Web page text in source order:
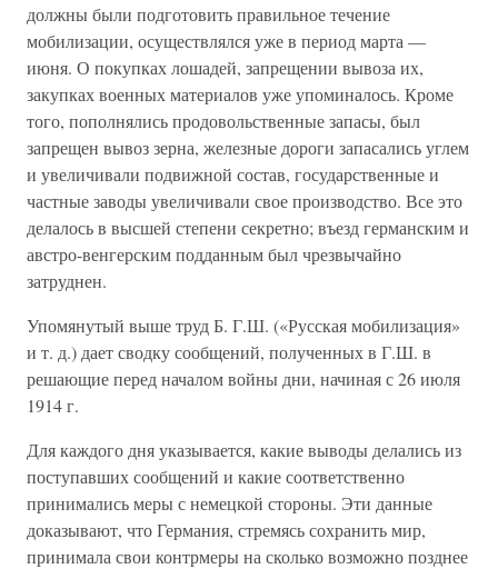
должны были подготовить правильное течение
мобилизации, осуществлялся уже в период марта —
июня. О покупках лошадей, запрещении вывоза их,
закупках военных материалов уже упоминалось. Кроме
того, пополнялись продовольственные запасы, был
запрещен вывоз зерна, железные дороги запасались углем
и увеличивали подвижной состав, государственные и
частные заводы увеличивали свое производство. Все это
делалось в высшей степени секретно; въезд германским и
австро-венгерским подданным был чрезвычайно
затруднен.
Упомянутый выше труд Б. Г.Ш. («Русская мобилизация»
и т. д.) дает сводку сообщений, полученных в Г.Ш. в
решающие перед началом войны дни, начиная с 26 июля
1914 г.
Для каждого дня указывается, какие выводы делались из
поступавших сообщений и какие соответственно
принимались меры с немецкой стороны. Эти данные
доказывают, что Германия, стремясь сохранить мир,
принимала свои контрмеры на сколько возможно позднее